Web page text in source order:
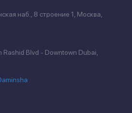
наб., 8 строение 1, Москва,
Rashid Blvd - Downtown Dubai,